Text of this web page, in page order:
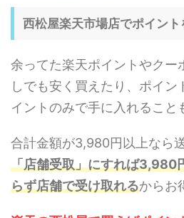
西松屋楽天市場店でポイント
余ってた楽天ポイントやクー
しでも安く買えたり、ポイン
イントのみで手に入れること
合計金額が3,980円以上なら
「店舗受取」にすれば3,980
らず店舗で受け取れるからお